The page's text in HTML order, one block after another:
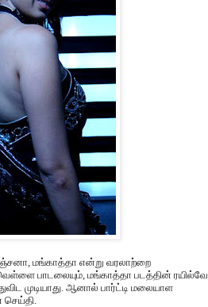
மங்காத்தா என்று வரலாற்றை
வெள்ளை பாடலையும், மங்காத்தா படத்தின் ரயில்வே
முடியாது. ஆனால் பார்ட்டி மலையாள